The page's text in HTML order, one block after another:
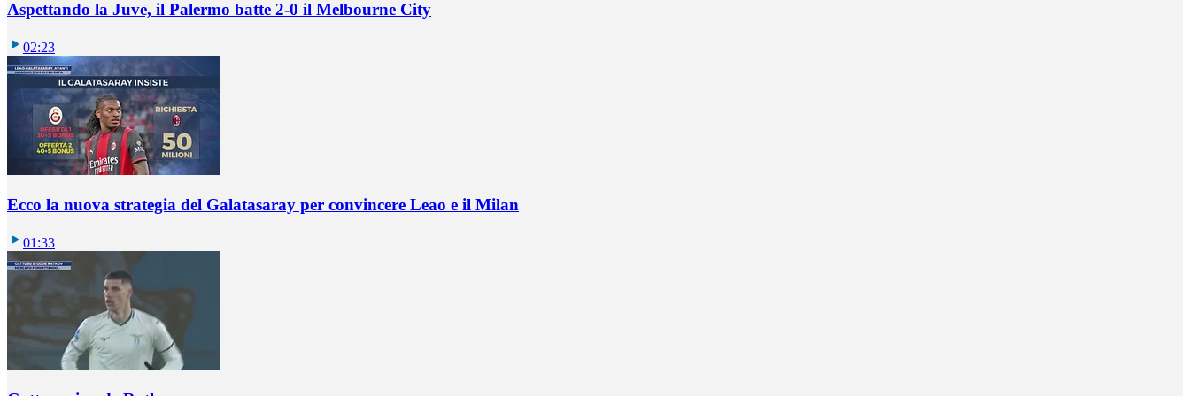
Aspettando la Juve, il Palermo batte 2-0 il Melbourne City
02:23
Ecco la nuova strategia del Galatasaray per convincere Leao e il Milan
01:33